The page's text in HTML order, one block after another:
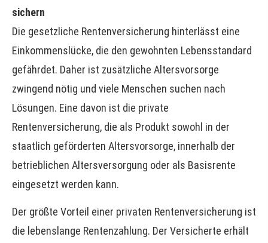
sichern
Die gesetzliche Rentenversicherung hinterlässt eine
Einkommenslücke, die den gewohnten Lebensstandard
gefährdet. Daher ist zusätzliche Alters­vorsorge
zwingend nötig und viele Menschen suchen nach
Lösungen. Eine davon ist die private
Rentenversicherung, die als Produkt sowohl in der
staatlich geförderten Alters­vorsorge, innerhalb der
betrieblichen Altersversorgung oder als Basisrente
eingesetzt werden kann.
Der größte Vorteil einer privaten Rentenversicherung ist
die lebenslange Rentenzahlung. Der Versicherte erhält